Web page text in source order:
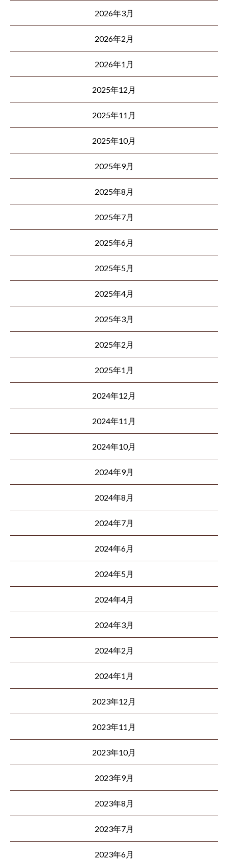
2026年3月
2026年2月
2026年1月
2025年12月
2025年11月
2025年10月
2025年9月
2025年8月
2025年7月
2025年6月
2025年5月
2025年4月
2025年3月
2025年2月
2025年1月
2024年12月
2024年11月
2024年10月
2024年9月
2024年8月
2024年7月
2024年6月
2024年5月
2024年4月
2024年3月
2024年2月
2024年1月
2023年12月
2023年11月
2023年10月
2023年9月
2023年8月
2023年7月
2023年6月